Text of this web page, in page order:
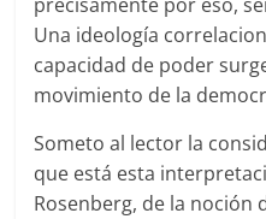
Una ideología
capacidad de poder
movimiento de la
Someto al lector la
que está esta
Rosenberg, de la noción